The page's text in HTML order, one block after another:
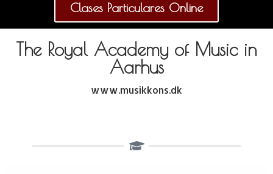
Clases Particulares Online
The Royal Academy of Music in
Aarhus
www.musikkons.dk